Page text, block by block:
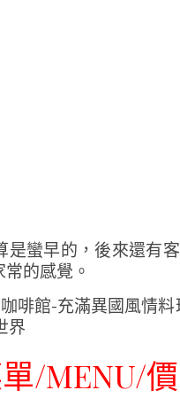
是蠻早的，後來還有
的感覺。
/MENU/